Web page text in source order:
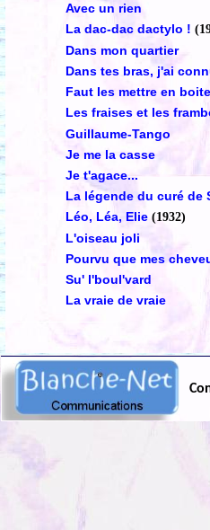
Avec un rien
La dac-dac dactylo !
Dans mon quartier
Dans tes bras, j'ai
Faut les mettre en boite
Les fraises et les
Guillaume-Tango
Je me la casse
Je t'agace...
La légende du curé de
Léo, Léa, Elie (1932)
L'oiseau joli
Pourvu que mes
Su' l'boul'vard
La vraie de vraie